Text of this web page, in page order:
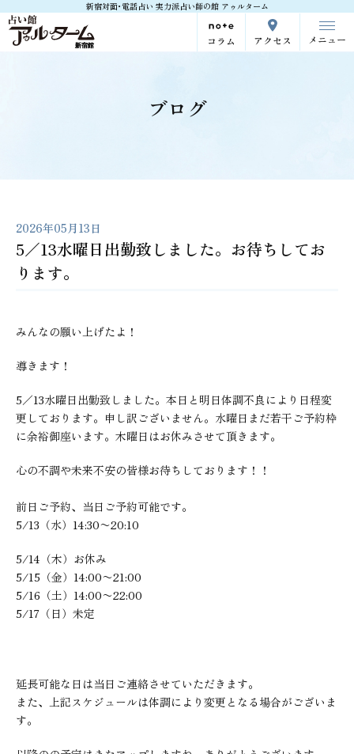
新宿対面･電話占い 実力派占い師の館 アゥルターム
コラム アクセス メニュー
ブログ
2026年05月13日
5／13水曜日出勤致しました。お待ちしてお
ります。
みんなの願い上げたよ！
導きます！
5／13水曜日出勤致しました。本日と明日体調不良により日程変
更しております。申し訳ございません。水曜日まだ若干ご予約枠
に余裕御座います。木曜日はお休みさせて頂きます。
心の不調や未来不安の皆様お待ちしております！！
前日ご予約、当日ご予約可能です。
5/13（水）14:30〜20:10
5/14（木）お休み
5/15（金）14:00〜21:00
5/16（土）14:00〜22:00
5/17（日）未定
延長可能な日は当日ご連絡させていただきます。
また、上記スケジュールは体調により変更となる場合がございま
す。